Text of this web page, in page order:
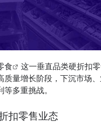
食
这一垂直品类硬折扣
量增长阶段，下沉市场
多重挑战。
扣零售业态